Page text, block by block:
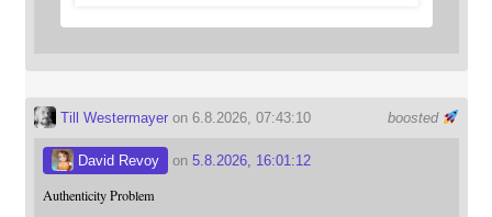
boosted
Till Westermayeron 6.8.2026, 07:43:10
David Revoy on 5.8.2026, 16:01:12
Authenticity Problem